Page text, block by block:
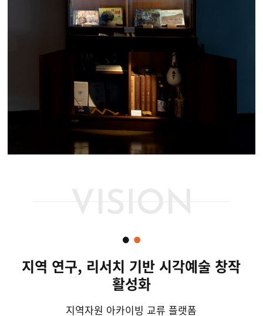
지역 연구, 리서치 기반 시각예술 창작
활성화
지역자원 아카이빙 교류 플랫폼